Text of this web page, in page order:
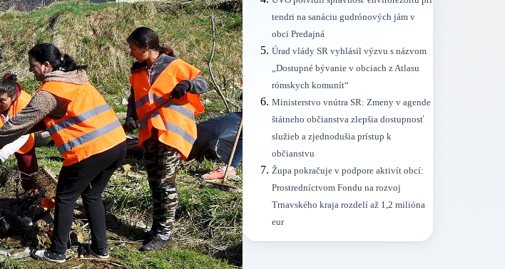
tendri na sanáciu gudrónových jám v
obci Predajná
Úrad vlády SR vyhlásil výzvu s názvom
„Dostupné bývanie v obciach z Atlasu
rómskych komunít“
Ministerstvo vnútra SR: Zmeny v agende
štátneho občianstva zlepšia dostupnosť
služieb a zjednodušia prístup k
občianstvu
Župa pokračuje v podpore aktivít obcí:
Prostredníctvom Fondu na rozvoj
Trnavského kraja rozdelí až 1,2 milióna
eur